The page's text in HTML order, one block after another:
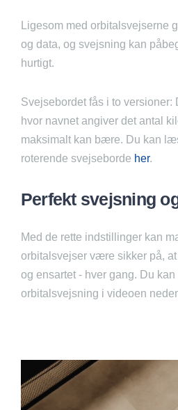
Ligesom med orbitalsvejserne
og data, og svejsning kan
hurtigt.
Svejsebordet fås i to versioner:
hvor navnet angiver det antal
maksimalt kan bære. Du kan
roterende svejseborde her.
Perfekt svejsning
Med de rette indstillinger kan
orbitalsvejser være sikker på,
og ensartet - hver gang. Du
orbitalsvejsning i videoen